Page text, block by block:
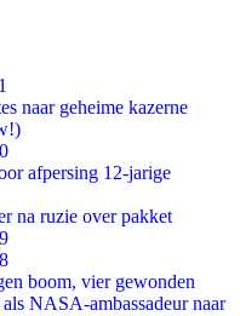
naar geheime kazerne
afpersing 12-jarige
na ruzie over pakket
boom, vier gewonden
NASA-ambassadeur naar